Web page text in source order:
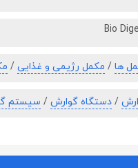
Bio
ها / مکمل رژیمی و غذایی /
/ دستگاه گوارش / سیستم